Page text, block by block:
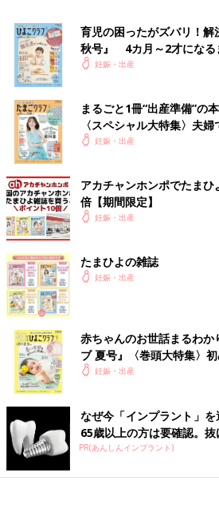
産前 産後 トコちゃんベルト2 トコちゃんベルトII
Amazonで見
柔らかくてよく伸びる、大きな
育児の困ったがズバリ！
秋号』 4カ月～2才になる
いっぱい！
妊娠・出産
まるごと1冊“出産準備”の
〈スペシャル大特集〉夫
妊娠・出産
アカチャンホンポでたま
倍【期間限定】
妊娠・出産
たまひよの雑誌
妊娠・出産
赤ちゃんのお世話まるわ
ブ 夏号』〈巻頭大特集〉
く！ おっぱい・ミルクの
妊娠・出産
なぜ今「インプラント」を
65歳以上の方は要確認。
PR(あんしんインプラント)